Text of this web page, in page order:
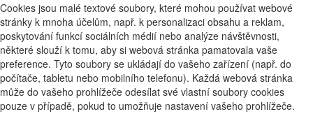
Cookies jsou malé textové soubory, které mohou používat webové
stránky k mnoha účelům, např. k personalizaci obsahu a reklam,
poskytování funkcí sociálních médií nebo analýze návštěvnosti,
některé slouží k tomu, aby si webová stránka pamatovala vaše
preference. Tyto soubory se ukládají do vašeho zařízení (např. do
počítače, tabletu nebo mobilního telefonu). Každá webová stránka
může do vašeho prohlížeče odesílat své vlastní soubory cookies
pouze v případě, pokud to umožňuje nastavení vašeho prohlížeče.